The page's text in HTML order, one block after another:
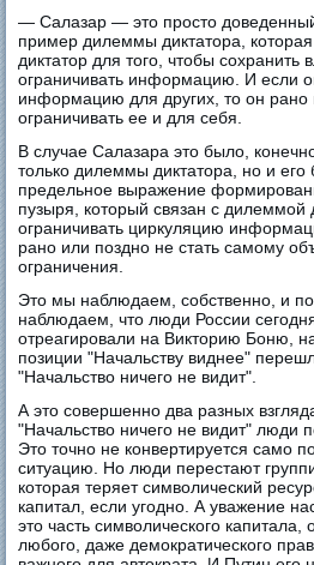
— Салазар — это просто
пример дилеммы диктатора, которая
диктатор для того, чтобы сохранить
ограничивать информацию. И если
информацию для других, то он рано
ограничивать ее и для себя.
В случае Салазара это было,
только дилеммы диктатора, но и его
предельное выражение
пузыря, который связан с дилеммой
ограничивать циркуляцию
рано или поздно не стать самому
ограничения.
Это мы наблюдаем, собственно, и
наблюдаем, что люди России
отреагировали на Викторию Боню,
позиции "Начальству виднее"
"Начальство ничего не видит".
А это совершенно два разных
"Начальство ничего не видит" люди
Это точно не конвертируется само
ситуацию. Но люди перестают
которая теряет символический
капитал, если угодно. А уважение
это часть символического капитала,
любого, даже демократического